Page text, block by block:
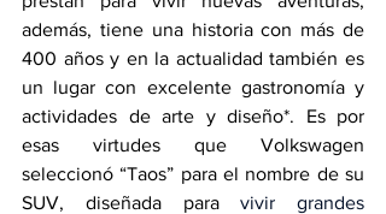
además, tiene una historia con más de
400 años y en la actualidad también es
un lugar con excelente gastronomía y
actividades de arte y diseño*. Es por
esas virtudes que Volkswagen
seleccionó “Taos” para el nombre de su
SUV, diseñada para vivir grandes